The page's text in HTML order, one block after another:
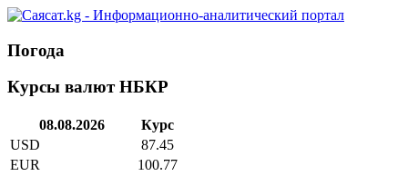
Погода
Курсы валют НБКР
08.08.2026
Курс
USD
87.45
EUR
100.77